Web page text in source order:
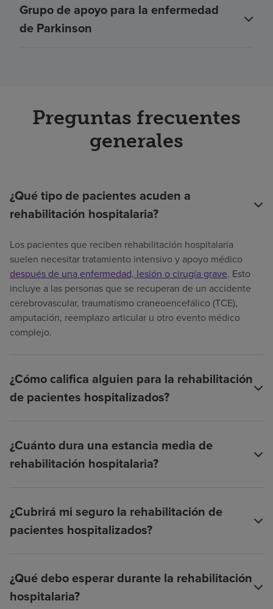
Grupo de apoyo para la enfermedad
de Parkinson
Preguntas frecuentes
generales
¿Qué tipo de pacientes acuden a
rehabilitación hospitalaria?
Los pacientes que reciben rehabilitación hospitalaria
suelen necesitar tratamiento intensivo y apoyo médico
después de una enfermedad, lesión o cirugía grave. Esto
incluye a las personas que se recuperan de un accidente
cerebrovascular, traumatismo craneoencefálico (TCE),
amputación, reemplazo articular u otro evento médico
complejo.
¿Cómo califica alguien para la rehabilitación
de pacientes hospitalizados?
¿Cuánto dura una estancia media de
rehabilitación hospitalaria?
¿Cubrirá mi seguro la rehabilitación de
pacientes hospitalizados?
¿Qué debo esperar durante la rehabilitación
hospitalaria?